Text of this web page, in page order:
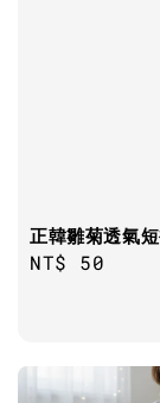
正韓雛菊透氣
Regular
NT$ 50